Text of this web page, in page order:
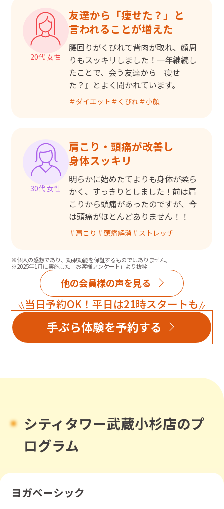
20代 女性
友達から「痩せた？」と
言われることが増えた
腰回りがくびれて背肉が取れ、顔周
りもスッキリしました！一年継続し
たことで、会う友達から『痩せ
た？』とよく聞かれています。
＃ダイエット ＃ くびれ＃小顔
30代 女性
肩こり・頭痛が改善し
身体スッキリ
明らかに始めたてよりも身体が柔ら
かく、すっきりとしました！前は肩
こりから頭痛があったのですが、今
は頭痛がほとんどありません！！
＃肩こり ＃頭痛解消＃ストレッチ
※個人の感想であり、効果効能を保証するものではありません。
※2025年1月に実施した「お客様アンケート」より抜粋
他の会員様の声を見る
当日予約OK！平日は21時スタートも
手ぶら体験を予約する
シティタワー武蔵小杉店のプ
ログラム
ヨガベーシック